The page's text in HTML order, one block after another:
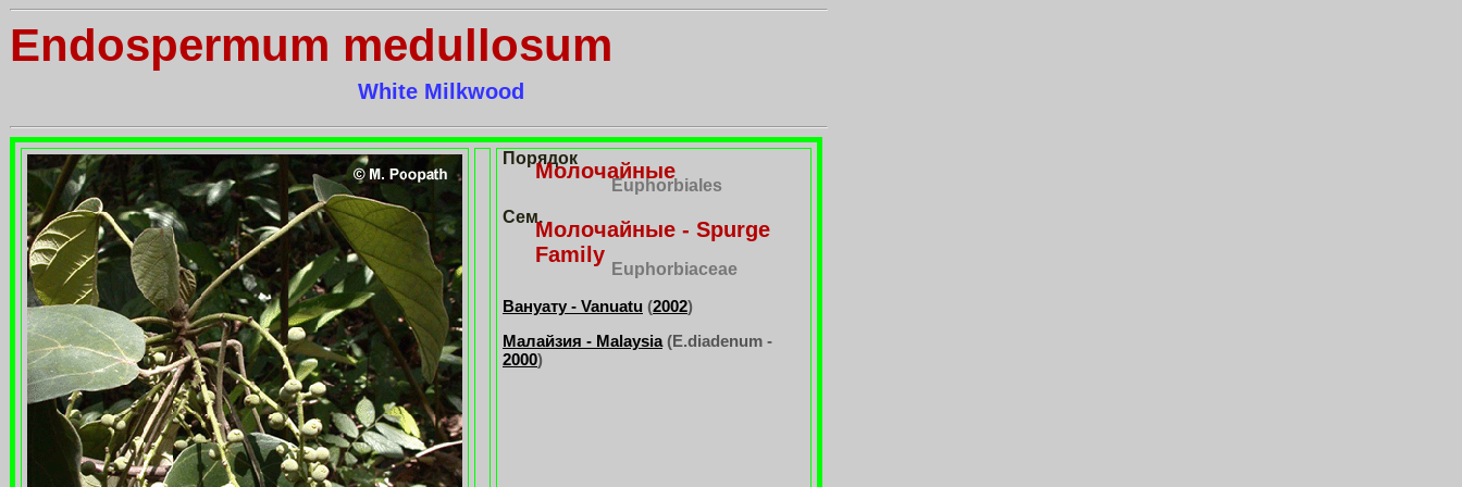
Endospermum medullosum
White Milkwood
Порядок
Молочайные
Euphorbiales
Сем.
Молочайные - Spurge
Family
Euphorbiaceae
Вануату - Vanuatu (2002)
Малайзия - Malaysia(E.diadenum -
2000)